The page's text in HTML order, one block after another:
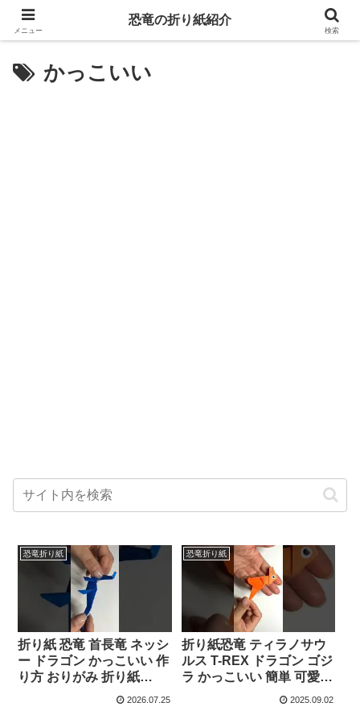
かっこいい
恐竜折り紙
折り紙 恐竜 首長竜 ネッシ
ー ドラゴン かっこいい 作
り方 おりがみ 折り紙
#shorts – ORIGAMI
2026.07.25
恐竜折り紙
折り紙恐竜 ティラノサウ
ルス T-REX ドラゴン ゴジ
ラ かっこいい 簡単 可愛い
作り方 おりがみ #shorts –
2025.09.02
メニュー
恐竜の折り紙紹介
検索